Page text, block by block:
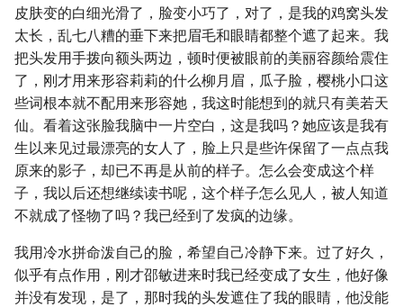
皮肤变的白细光滑了，脸变小巧了，对了，是我的鸡窝头发
太长，乱七八糟的垂下来把眉毛和眼睛都整个遮了起来。我
把头发用手拨向额头两边，顿时便被眼前的美丽容颜给震住
了，刚才用来形容莉莉的什么柳月眉，瓜子脸，樱桃小口这
些词根本就不配用来形容她，我这时能想到的就只有美若天
仙。看着这张脸我脑中一片空白，这是我吗？她应该是我有
生以来见过最漂亮的女人了，脸上只是些许保留了一点点我
原来的影子，却已不再是从前的样子。怎么会变成这个样
子，我以后还想继续读书呢，这个样子怎么见人，被人知道
不就成了怪物了吗？我已经到了发疯的边缘。
我用冷水拼命泼自己的脸，希望自己冷静下来。过了好久，
似乎有点作用，刚才邵敏进来时我已经变成了女生，他好像
并没有发现，是了，那时我的头发遮住了我的眼睛，他没能